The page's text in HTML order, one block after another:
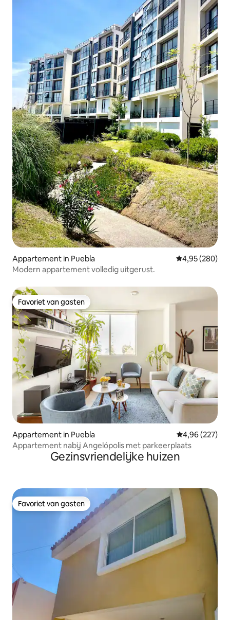
Appartement in Puebla Gemiddelde
4,95 (280)
Modern appartement volledig uitgerust.
Favoriet van gasten
Favoriet van gasten
Appartement in Puebla Gemiddelde
4,96 (227)
Appartement nabij Angelópolis met parkeerplaats
Gezinsvriendelijke huizen
Favoriet van gasten
Favoriet van gasten